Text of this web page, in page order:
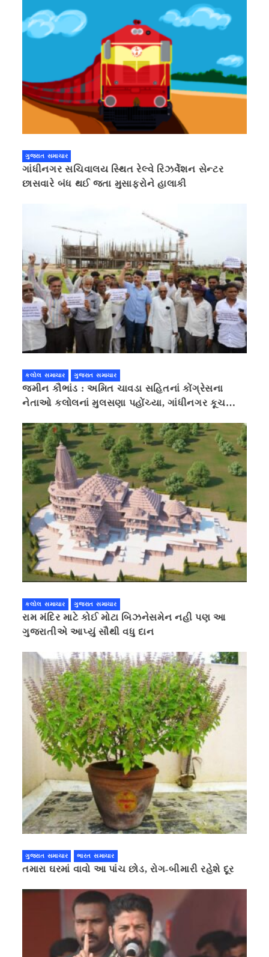
ગુજરાત સમાચાર
ગાંધીનગર સચિવાલય સ્થિત રેલ્વે રિઝર્વેશન સેન્ટર
છાસવારે બંધ થઈ જતા મુસાફરોને હાલાકી
કલોલ સમાચાર ગુજરાત સમાચાર
જમીન કૌભાંડ : અમિત ચાવડા સહિતનાં કોંગ્રેસના
નેતાઓ કલોલનાં મુલસણા પહોંચ્યા, ગાંધીનગર કૂચ
કલોલ સમાચાર ગુજરાત સમાચાર
રામ મંદિર માટે કોઈ મોટા બિઝનેસમેન નહી પણ આ
ગુજરાતીએ આપ્યું સૌથી વધુ દાન
ગુજરાત સમાચાર ભારત સમાચાર
તમારા ઘરમાં વાવો આ પાંચ છોડ, રોગ-બીમારી રહેશે દૂર